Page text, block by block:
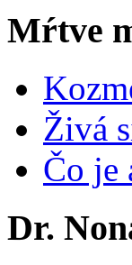
Mŕtve
Živá
Čo je
Dr.